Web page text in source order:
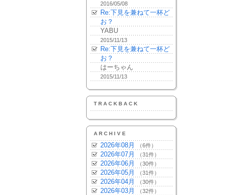
2016/05/08
Re:下見を兼ねて一杯ど
お？
YABU
2015/11/13
Re:下見を兼ねて一杯ど
お？
はーちゃん
2015/11/13
TRACKBACK
ARCHIVE
2026年08月 （6件）
2026年07月 （31件）
2026年06月 （30件）
2026年05月 （31件）
2026年04月 （30件）
2026年03月 （32件）